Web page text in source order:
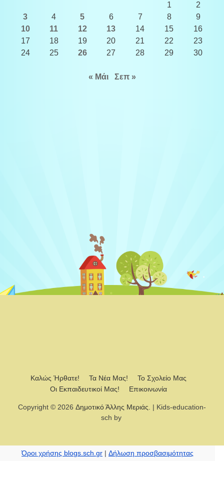
1
2
3
4 5 6 7 8
9
10
11 12 13 14 15
16
17
18 19 20 21 22
23
24
25 26 27 28 29 30
« Μάι Σεπ »
Καλώς Ήρθατε! Τα Νέα Μας!
Το Σχολείο Μας
Οι Εκπαιδευτικοί Μας!
Επικοινωνία
Copyright © 2026 Δημοτικό Άλλης Μεριάς. | Kids-education-
sch by
Όροι χρήσης blogs.sch.gr |Δήλωση προσβασιμότητας